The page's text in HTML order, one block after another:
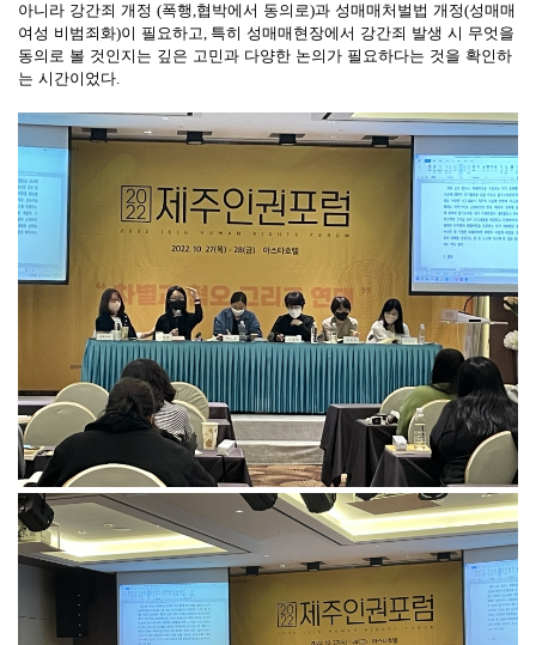
아니라 강간죄 개정 (폭행,협박에서 동의로)과 성매매처벌법 개정(성매매
여성 비범죄화)이 필요하고, 특히 성매매현장에서 강간죄 발생 시 무엇을
동의로 볼 것인지는 깊은 고민과 다양한 논의가 필요하다는 것을 확인하
는 시간이었다.